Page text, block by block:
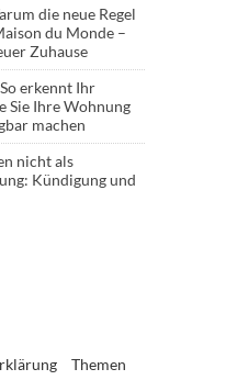
die neue Regel
du Monde –
Zuhause
erkennt Ihr
Sie Ihre Wohnung
machen
nicht als
Kündigung und
Themen